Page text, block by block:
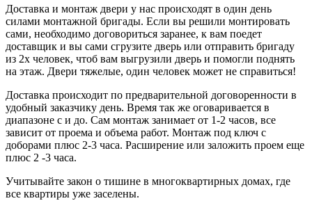
Доставка и монтаж двери у нас происходят в один день
силами монтажной бригады. Если вы решили монтировать
сами, необходимо договориться заранее, к вам поедет
доставщик и вы сами сгрузите дверь или отправить бригаду
из 2х человек, чтоб вам выгрузили дверь и помогли поднять
на этаж. Двери тяжелые, один человек может не справиться!
Доставка происходит по предварительной договоренности в
удобный заказчику день. Время так же оговаривается в
диапазоне с и до. Сам монтаж занимает от 1-2 часов, все
зависит от проема и объема работ. Монтаж под ключ с
доборами плюс 2-3 часа. Расширение или заложить проем еще
плюс 2 -3 часа.
Учитывайте закон о тишине в многоквартирных домах, где
все квартиры уже заселены.